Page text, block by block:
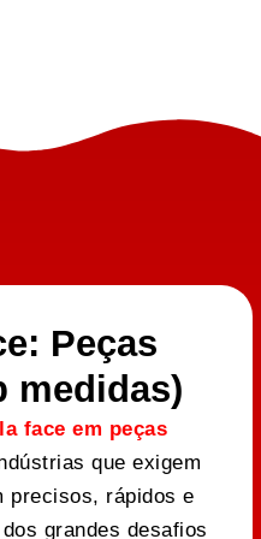
Peças
medidas)
face em peças
que exigem
precisos, rápidos e
grandes desafios